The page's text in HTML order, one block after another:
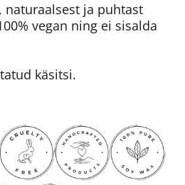
naturaalsest ja puhtast
vegan ning ei sisalda
käsitsi.